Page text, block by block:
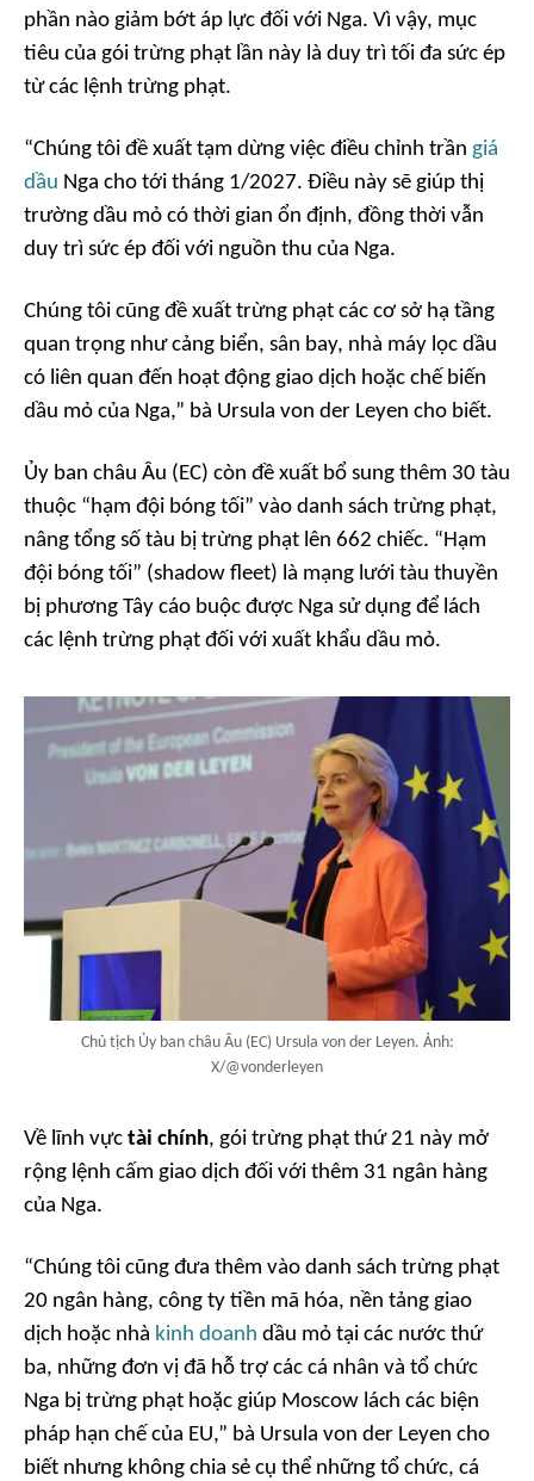
phần nào giảm bớt áp lực đối với Nga. Vì vậy, mục
tiêu của gói trừng phạt lần này là duy trì tối đa sức ép
từ các lệnh trừng phạt.
“Chúng tôi đề xuất tạm dừng việc điều chỉnh trần giá
dầu Nga cho tới tháng 1/2027. Điều này sẽ giúp thị
trường dầu mỏ có thời gian ổn định, đồng thời vẫn
duy trì sức ép đối với nguồn thu của Nga.
Chúng tôi cũng đề xuất trừng phạt các cơ sở hạ tầng
quan trọng như cảng biển, sân bay, nhà máy lọc dầu
có liên quan đến hoạt động giao dịch hoặc chế biến
dầu mỏ của Nga,” bà Ursula von der Leyen cho biết.
Ủy ban châu Âu (EC) còn đề xuất bổ sung thêm 30 tàu
thuộc “hạm đội bóng tối” vào danh sách trừng phạt,
nâng tổng số tàu bị trừng phạt lên 662 chiếc. “Hạm
đội bóng tối” (shadow fleet) là mạng lưới tàu thuyền
bị phương Tây cáo buộc được Nga sử dụng để lách
các lệnh trừng phạt đối với xuất khẩu dầu mỏ.
Chủ tịch Ủy ban châu Âu (EC) Ursula von der Leyen. Ảnh:
X/@vonderleyen
Về lĩnh vực tài chính, gói trừng phạt thứ 21 này mở
rộng lệnh cấm giao dịch đối với thêm 31 ngân hàng
của Nga.
“Chúng tôi cũng đưa thêm vào danh sách trừng phạt
20 ngân hàng, công ty tiền mã hóa, nền tảng giao
dịch hoặc nhà kinh doanh dầu mỏ tại các nước thứ
ba, những đơn vị đã hỗ trợ các cá nhân và tổ chức
Nga bị trừng phạt hoặc giúp Moscow lách các biện
pháp hạn chế của EU,” bà Ursula von der Leyen cho
biết nhưng không chia sẻ cụ thể những tổ chức, cá